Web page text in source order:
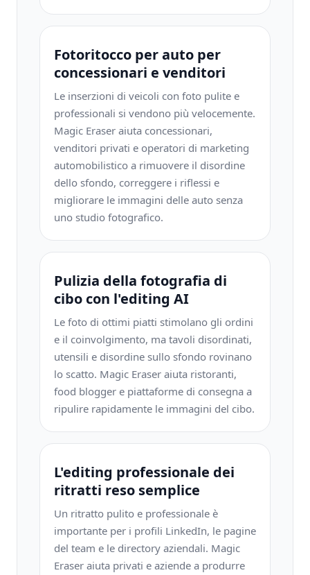
Fotoritocco per auto per
concessionari e venditori
Le inserzioni di veicoli con foto pulite e
professionali si vendono più velocemente.
Magic Eraser aiuta concessionari,
venditori privati ​​e operatori di marketing
automobilistico a rimuovere il disordine
dello sfondo, correggere i riflessi e
migliorare le immagini delle auto senza
uno studio fotografico.
Pulizia della fotografia di
cibo con l'editing AI
Le foto di ottimi piatti stimolano gli ordini
e il coinvolgimento, ma tavoli disordinati,
utensili e disordine sullo sfondo rovinano
lo scatto. Magic Eraser aiuta ristoranti,
food blogger e piattaforme di consegna a
ripulire rapidamente le immagini del cibo.
L'editing professionale dei
ritratti reso semplice
Un ritratto pulito e professionale è
importante per i profili LinkedIn, le pagine
del team e le directory aziendali. Magic
Eraser aiuta privati ​​e aziende a produrre